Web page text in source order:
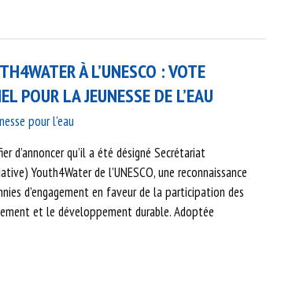
À L’UNESCO : VOTE
POUR LA JEUNESSE DE L’EAU
pour l'eau
d’annoncer qu’il a été désigné Secrétariat
Youth4Water de l’UNESCO, une reconnaissance
d’engagement en faveur de la participation des
et le développement durable. Adoptée